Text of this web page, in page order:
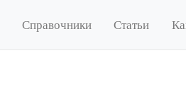
Справочники Статьи